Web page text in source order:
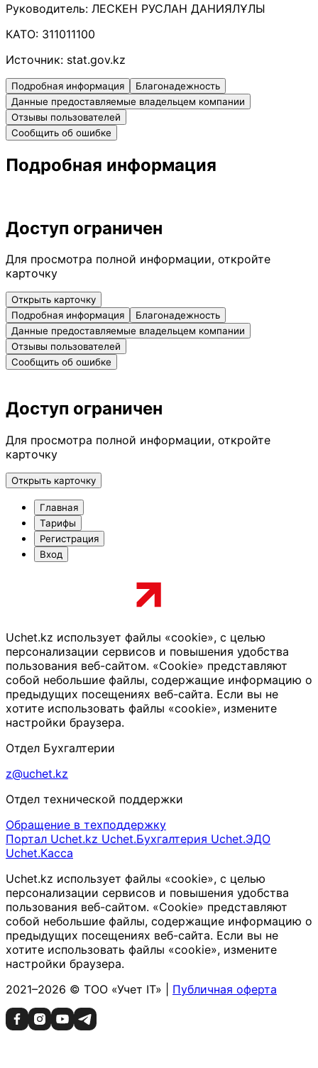
Руководитель: ЛЕСКЕН РУСЛАН ДАНИЯЛҰЛЫ
КАТО: 311011100
Источник: stat.gov.kz
Подробная информация
Благонадежность
Данные предоставляемые владельцем компании
Отзывы пользователей
Сообщить об ошибке
Подробная информация
Доступ ограничен
Для просмотра полной информации, откройте
карточку
Открыть карточку
Подробная информация
Благонадежность
Данные предоставляемые владельцем компании
Отзывы пользователей
Сообщить об ошибке
Доступ ограничен
Для просмотра полной информации, откройте
карточку
Открыть карточку
Главная
Тарифы
Регистрация
Вход
Uchet.kz использует файлы «cookie», с целью
персонализации сервисов и повышения удобства
пользования веб-сайтом. «Cookie» представляют
собой небольшие файлы, содержащие информацию о
предыдущих посещениях веб-сайта. Если вы не
хотите использовать файлы «cookie», измените
настройки браузера.
Отдел Бухгалтерии
z@uchet.kz
Отдел технической поддержки
Обращение в техподдержку
Портал Uchet.kz Uchet.Бухгалтерия Uchet.ЭДО
Uchet.Касса
Uchet.kz использует файлы «cookie», с целью
персонализации сервисов и повышения удобства
пользования веб-сайтом. «Cookie» представляют
собой небольшие файлы, содержащие информацию о
предыдущих посещениях веб-сайта. Если вы не
хотите использовать файлы «cookie», измените
настройки браузера.
2021–2026 © ТОО «Учет IT» | Публичная оферта